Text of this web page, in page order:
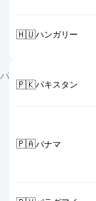
🇭🇺ハンガリー
パ
🇵🇰パキスタン
🇵🇦パナマ